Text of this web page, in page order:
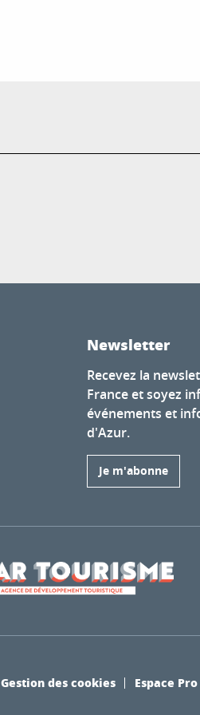
Newsletter
Recevez la
France et soyez
événements et
d'Azur.
Je m'abonne
Gestion des cookies Espace Pro